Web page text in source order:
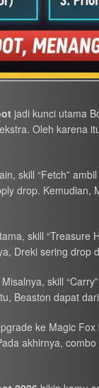
jadi kunci utama
Oleh karena
skill “Fetch”
drop. Kemudian,
skill “Treasure
Dreki sering drop
skill
Beaston dapat
ke Magic
akhirnya,